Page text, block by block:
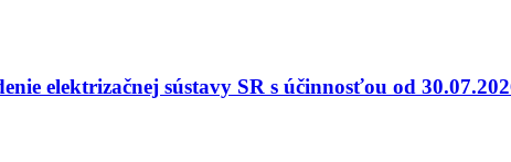
elektrizačnej sústavy SR s účinnosťou od